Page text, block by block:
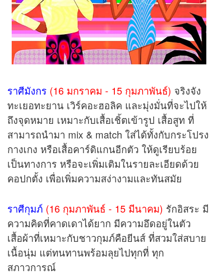
ราศีมังกร (16 มกราคม - 15 กุมภาพันธ์) จริงจัง
ทะเยอทะยาน เวิร์คอะฮอลิค และมุ่งมั่นที่จะไปให้
ถึงจุดหมาย เหมาะกับเสื้อเชิ้ตเข้ารูป เสื้อสูท ที่
สามารถนำมา mix & match ใส่ได้ทั้งกับกระโปรง
กางเกง หรือเสื้อคาร์ดิแกนอีกตัว ให้ดูเรียบร้อย
เป็นทางการ หรือจะเพิ่มเติมในรายละเอียดด้วย
คอปกตั้ง เพื่อเพิ่มความสง่างามและทันสมัย
ราศีกุมภ์ (16 กุมภาพันธ์ - 15 มีนาคม) รักอิสระ มี
ความคิดที่คาดเดาได้ยาก มีความอึดอยู่ในตัว
เสื้อผ้าที่เหมาะกับชาวกุมภ์คือยีนส์ ที่สวมใส่สบาย
เนื้อนุ่ม แต่ทนทานพร้อมลุยไปทุกที่ ทุก
สภาวการณ์